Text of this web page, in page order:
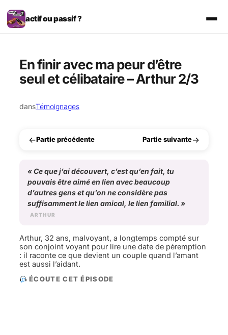
Aller
au
contenu
actif ou passif ?
En finir avec ma peur d’être
seul et célibataire – Arthur 2/3
dansTémoignages
←Partie précédente Partie suivante→
«Ce que j’ai découvert, c’est qu’en fait, tu
pouvais être aimé en lien avec beaucoup
d’autres gens et qu’on ne considère pas
suffisamment le lien amical, le lien familial. »
ARTHUR
Arthur, 32 ans, malvoyant, a longtemps compté sur
son conjoint voyant pour lire une date de péremption
: il raconte ce que devient un couple quand l’amant
est aussi l’aidant.
ÉCOUTE CET ÉPISODE